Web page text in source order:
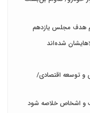
هدف مجلس‌ یازدهم
شده‌اند
و توسعه اقتصادی/
و اشخاص خلاصه شود